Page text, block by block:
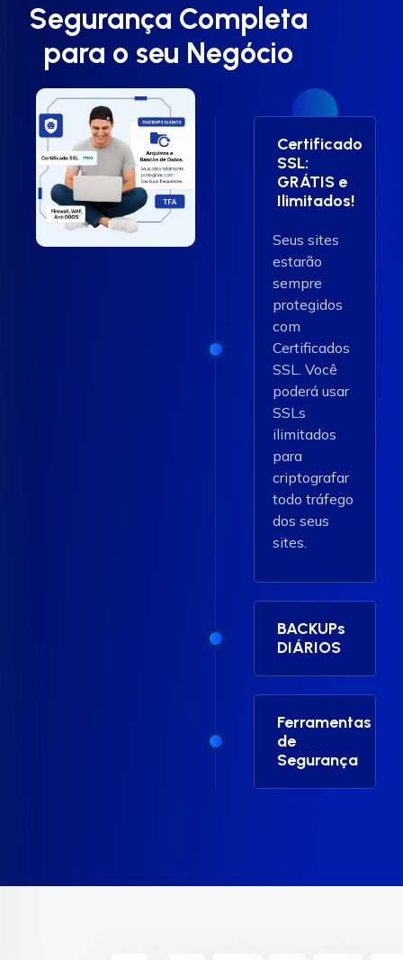
Segurança Completa
para o seu Negócio
Certificado
SSL:
GRÁTIS e
Ilimitados!
Seus sites
estarão
sempre
protegidos
com
Certificados
SSL. Você
poderá usar
SSLs
ilimitados
para
criptografar
todo tráfego
dos seus
sites.
BACKUPs
DIÁRIOS
Ferramentas
de
Segurança